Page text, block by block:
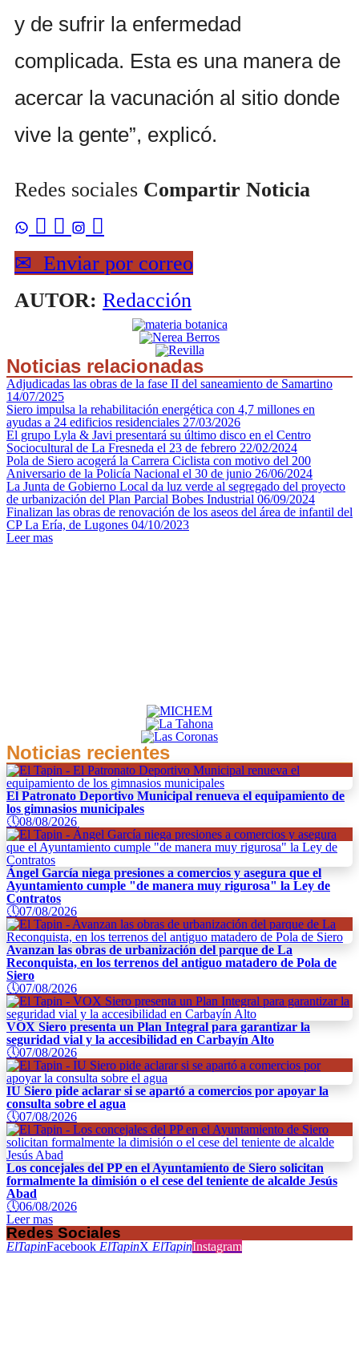
y de sufrir la enfermedad
complicada. Esta es una manera de
acercar la vacunación al sitio donde
vive la gente”, explicó.
Redes sociales Compartir Noticia
 

✉ Enviar por correo
AUTOR: Redacción
Noticias relacionadas
Adjudicadas las obras de la fase II del saneamiento de Samartino
14/07/2025
Siero impulsa la rehabilitación energética con 4,7 millones en
ayudas a 24 edificios residenciales 27/03/2026
El grupo Lyla & Javi presentará su último disco en el Centro
Sociocultural de La Fresneda el 23 de febrero 22/02/2024
Pola de Siero acogerá la Carrera Ciclista con motivo del 200
Aniversario de la Policía Nacional el 30 de junio 26/06/2024
La Junta de Gobierno Local da luz verde al segregado del proyecto
de urbanización del Plan Parcial Bobes Industrial 06/09/2024
Finalizan las obras de renovación de los aseos del área de infantil del
CP La Ería, de Lugones 04/10/2023
Leer mas
Noticias recientes
El Patronato Deportivo Municipal renueva el equipamiento de
los gimnasios municipales
🕔08/08/2026
Ángel García niega presiones a comercios y asegura que el
Ayuntamiento cumple "de manera muy rigurosa" la Ley de
Contratos
🕔07/08/2026
Avanzan las obras de urbanización del parque de La
Reconquista, en los terrenos del antiguo matadero de Pola de
Siero
🕔07/08/2026
VOX Siero presenta un Plan Integral para garantizar la
seguridad vial y la accesibilidad en Carbayín Alto
🕔07/08/2026
IU Siero pide aclarar si se apartó a comercios por apoyar la
consulta sobre el agua
🕔07/08/2026
Los concejales del PP en el Ayuntamiento de Siero solicitan
formalmente la dimisión o el cese del teniente de alcalde Jesús
Abad
🕔06/08/2026
Leer mas
Redes Sociales
ElTapinFacebook ElTapinX ElTapinInstagram